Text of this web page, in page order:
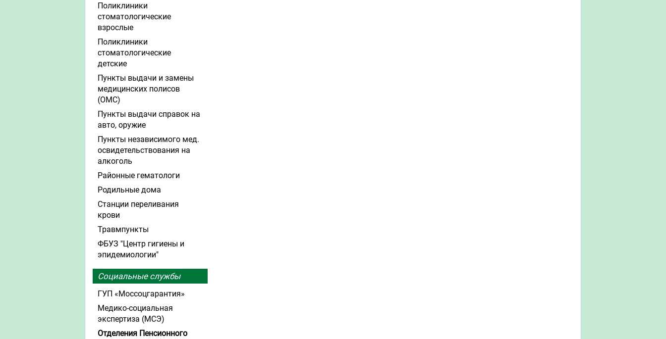
Поликлиники
стоматологические
взрослые
Поликлиники
стоматологические
детские
Пункты выдачи и замены
медицинских полисов
(ОМС)
Пункты выдачи справок на
авто, оружие
Пункты независимого мед.
освидетельствования на
алкоголь
Районные гематологи
Родильные дома
Станции переливания
крови
Травмпункты
ФБУЗ "Центр гигиены и
эпидемиологии"
Социальные службы
ГУП «Моссоцгарантия»
Медико-социальная
экспертиза (МСЭ)
Отделения Пенсионного